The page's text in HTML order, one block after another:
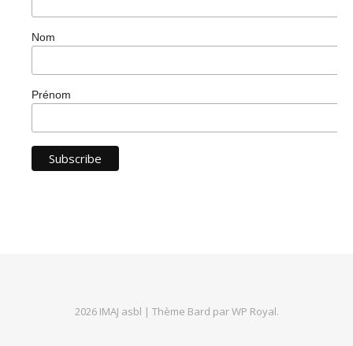
Nom
Prénom
2026 IMAJ asbl | Thème Bard parWP Royal.